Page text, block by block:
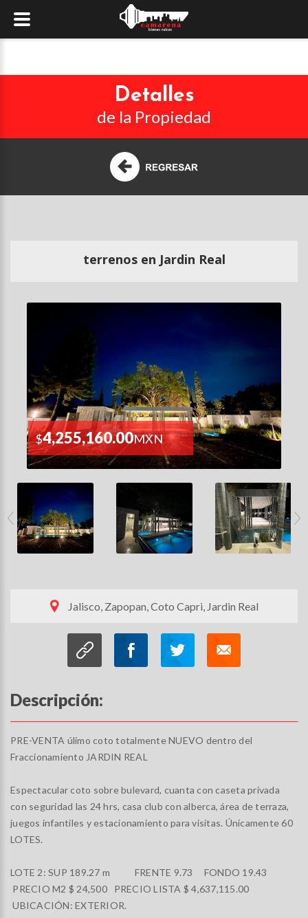
Detalles
de la Propiedad
terrenos en Jardin Real
$4,255,160.00MXN
Jalisco, Zapopan, Coto Capri, Jardin Real
Descripción:
PRE-VENTA úlimo coto totalmente NUEVO dentro del
Fraccionamiento JARDIN REAL
Espectacular coto sobre bulevard, cuanta con caseta privada
con seguridad las 24 hrs, casa club con alberca, área de terraza,
juegos infantiles y estacionamiento para visitas. Únicamente 60
LOTES.
LOTE 2: SUP 189.27 m FRENTE 9.73 FONDO 19.43
PRECIO M2 $ 24,500 PRECIO LISTA $ 4,637,115.00
UBICACIÓN: EXTERIOR.